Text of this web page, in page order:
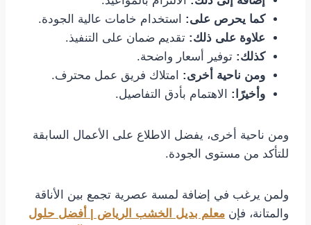
كما يحرص على: استخدام خامات عالية الجودة.
علاوة على ذلك: تقديم ضمان على التنفيذ.
كذلك: توفير أسعار واضحة.
ومن ناحية أخرى: امتلاك فريق عمل محترف.
وأخيرًا: الاهتمام بأدق التفاصيل.
ومن ناحية أخرى، يفضل الاطلاع على الأعمال السابقة
للتأكد من مستوى الجودة.
ولمن يرغب في إضافة لمسة عصرية تجمع بين الأناقة
والمتانة، فإن معلم بديل الخشب الرياض | أفضل حلول